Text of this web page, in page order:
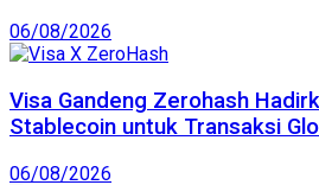
06/08/2026
Visa Gandeng Zerohash
Stablecoin untuk Transaksi
06/08/2026